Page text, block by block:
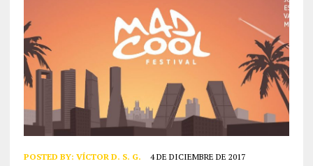
POSTED BY: VÍCTOR D. S. G. 4 DE DICIEMBRE DE 2017